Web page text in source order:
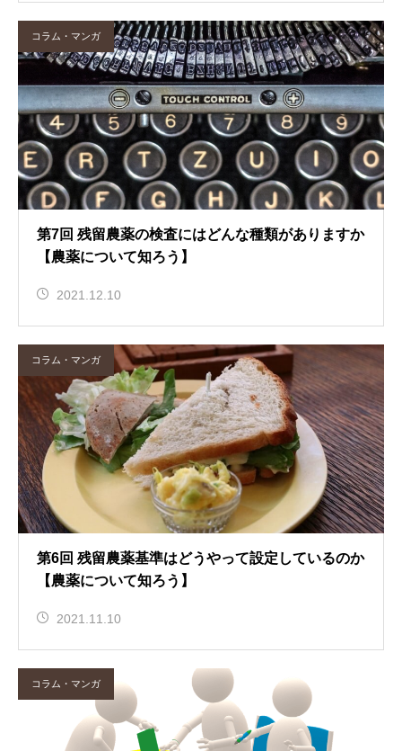
コラム・マンガ
第7回 残留農薬の検査にはどんな種類がありますか
【農薬について知ろう】
2021.12.10
コラム・マンガ
第6回 残留農薬基準はどうやって設定しているのか
【農薬について知ろう】
2021.11.10
コラム・マンガ